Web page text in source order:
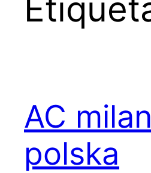
AC
polska